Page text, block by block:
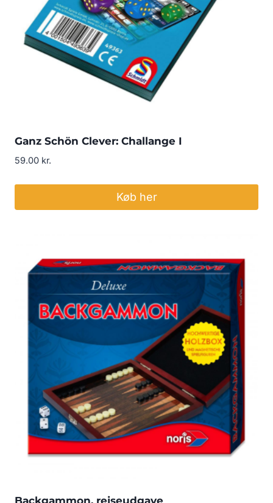
Ganz Schön Clever: Challange I
59.00 kr.
Køb her
Backgammon, rejseudgave